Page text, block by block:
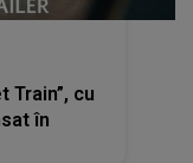
Train”, cu
în